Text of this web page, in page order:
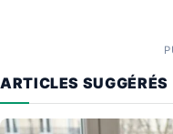
ARTICLES SUGGÉRÉS